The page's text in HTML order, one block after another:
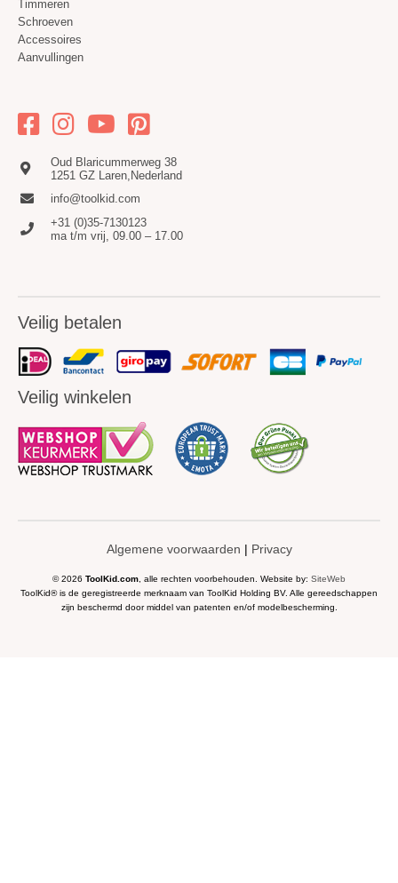
Schroeven
Accessoires
Aanvullingen
1251 GZ Laren,Nederland
info@toolkid.com
+31 (0)35-7130123
ma t/m vrij, 09.00 – 17.00
ToolKid® is de geregistreerde merknaam van ToolKid Holding BV. Alle gereedschappen
zijn beschermd door middel van patenten en/of modelbescherming.